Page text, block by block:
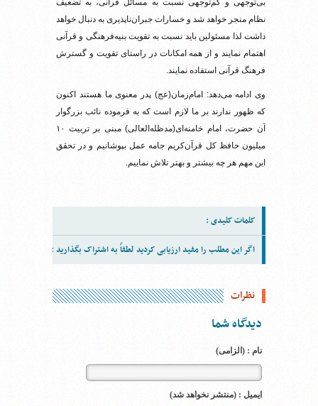
بی‌توجهی و کم‌توجهی نسبت به مسائل قرآنی، به تضعیف
نظام منجر خواهد شد و خسارات جبران‌ناپذیری به دنبال خواهد
داشت لذا مسئولین باید نسبت به تقویت بنیه‌فرهنگی و قرآنی
اهتمام نمایند و از همه امکانات در راستای تقویت و گسترش
فرهنگ قرآنی استفاده نمایند.
وی ادامه می‌دهد: امام‌زمان‌(عج) پدر معنوی ما هستند اکنون
که ظهور ندارند بر ما لازم است که به فرموده نائب بزرگوار
آن حضرت، امام خامنه‌ای‌(مد‌ظله‌العالی) مبنی بر تربیت ۱۰
میلیون حافظ کل قرآن‌کریم جامه عمل بپوشانیم و در تحقق
این مهم هر چه بیشتر و بهتر تلاش نماییم.
کلمات کلیدی :
اگر این مطلب را مفید ارزیابی کردید لطفاً به اشتراک بگذارید :
نظرات
دیدگاه شما
نام : (الزامی)
ایمیل : (منتشر نخواهد شد)